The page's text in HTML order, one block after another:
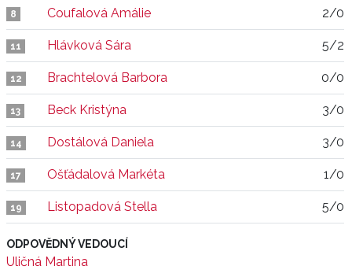
8 Coufalová Amálie 2/0
11 Hlávková Sára 5/2
12 Brachtelová Barbora 0/0
13 Beck Kristýna 3/0
14 Dostálová Daniela 3/0
17 Ošťádalová Markéta 1/0
19 Listopadová Stella 5/0
ODPOVĚDNÝ VEDOUCÍ
Uličná Martina